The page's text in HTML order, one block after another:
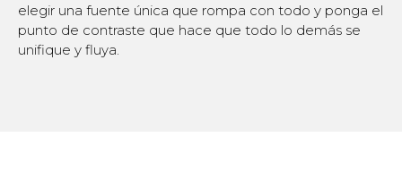
elegir una fuente única que rompa con todo y ponga el
punto de contraste que hace que todo lo demás se
unifique y fluya.